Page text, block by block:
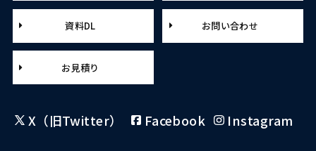
資料DL お問い合わせ
お見積り
X（旧Twitter） Facebook Instagram